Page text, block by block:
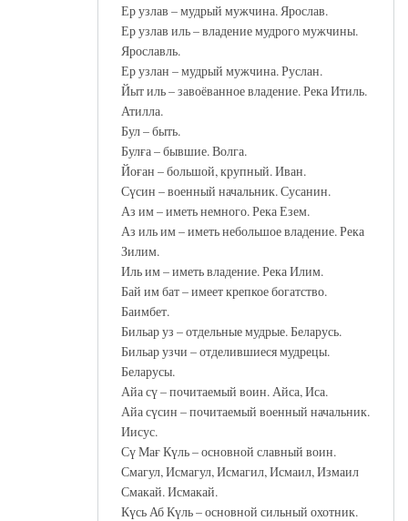
Ер узлав – мудрый мужчина. Ярослав.
Ер узлав иль – владение мудрого мужчины.
Ярославль.
Ер узлан – мудрый мужчина. Руслан.
Йыт иль – завоёванное владение. Река Итиль.
Атилла.
Бул – быть.
Булға – бывшие. Волга.
Йоған – большой, крупный. Иван.
Сүсин – военный начальник. Сусанин.
Аз им – иметь немного. Река Езем.
Аз иль им – иметь небольшое владение. Река
Зилим.
Иль им – иметь владение. Река Илим.
Бай им бат – имеет крепкое богатство.
Баимбет.
Бильар уз – отдельные мудрые. Беларусь.
Бильар узчи – отделившиеся мудрецы.
Беларусы.
Айа сү – почитаемый воин. Айса, Иса.
Айа сүсин – почитаемый военный начальник.
Иисус.
Сү Мағ Күль – основной славный воин.
Смагул, Исмагул, Исмагил, Исмаил, Измаил
Смакай. Исмакай.
Күсь Аб Күль – основной сильный охотник.